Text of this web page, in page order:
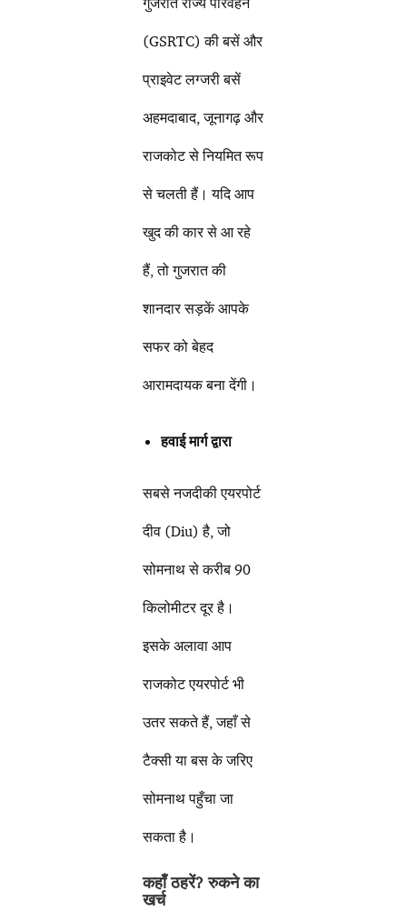
(GSRTC) की बसें और
प्राइवेट लग्जरी बसें
अहमदाबाद, जूनागढ़ और
राजकोट से नियमित रूप
से चलती हैं। यदि आप
खुद की कार से आ रहे
हैं, तो गुजरात की
शानदार सड़कें आपके
सफर को बेहद
आरामदायक बना देंगी।
हवाई मार्ग द्वारा
सबसे नजदीकी एयरपोर्ट
दीव (Diu) है, जो
सोमनाथ से करीब 90
किलोमीटर दूर है।
इसके अलावा आप
राजकोट एयरपोर्ट भी
उतर सकते हैं, जहाँ से
टैक्सी या बस के जरिए
सोमनाथ पहुँचा जा
सकता है।
कहाँ ठहरें? रुकने का
खर्च